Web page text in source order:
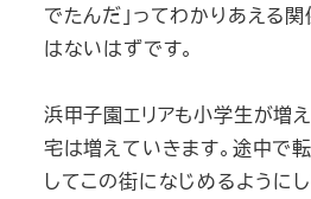
でたんだ」ってわかりあえる
はないはずです。
浜甲子園エリアも小学生が増
宅は増えていきます。途中で
してこの街になじめるように